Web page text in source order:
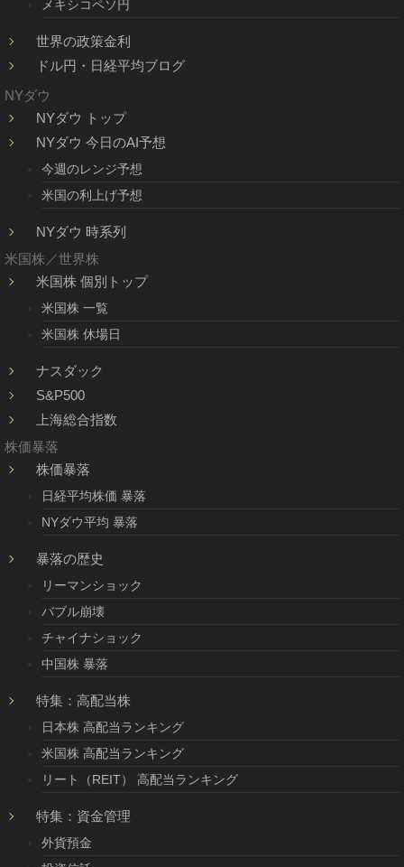
メキシコペソ円
世界の政策金利
ドル円・日経平均ブログ
NYダウ
NYダウ トップ
NYダウ 今日のAI予想
今週のレンジ予想
米国の利上げ予想
NYダウ 時系列
米国株／世界株
米国株 個別トップ
米国株 一覧
米国株 休場日
ナスダック
S&P500
上海総合指数
株価暴落
株価暴落
日経平均株価 暴落
NYダウ平均 暴落
暴落の歴史
リーマンショック
バブル崩壊
チャイナショック
中国株 暴落
特集：高配当株
日本株 高配当ランキング
米国株 高配当ランキング
リート（REIT） 高配当ランキング
特集：資金管理
外貨預金